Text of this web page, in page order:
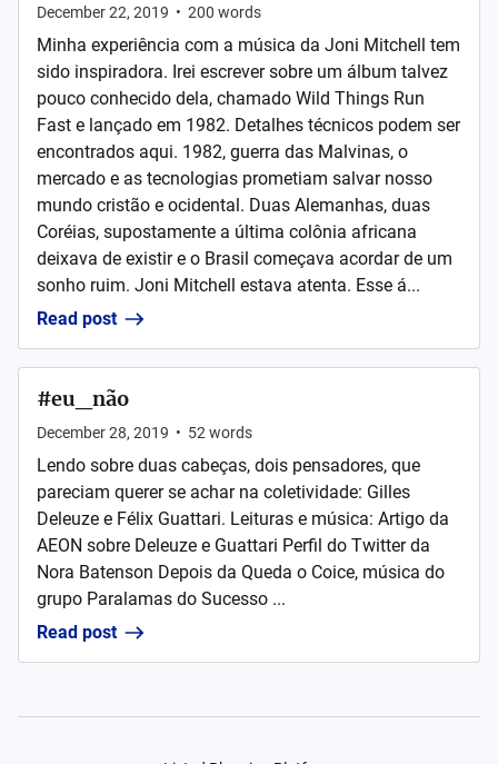
December 22, 2019 • 200 words
Minha experiência com a música da Joni Mitchell tem
sido inspiradora. Irei escrever sobre um álbum talvez
pouco conhecido dela, chamado Wild Things Run
Fast e lançado em 1982. Detalhes técnicos podem ser
encontrados aqui. 1982, guerra das Malvinas, o
mercado e as tecnologias prometiam salvar nosso
mundo cristão e ocidental. Duas Alemanhas, duas
Coréias, supostamente a última colônia africana
deixava de existir e o Brasil começava acordar de um
sonho ruim. Joni Mitchell estava atenta. Esse á...
Read post
#eu_não
December 28, 2019 • 52 words
Lendo sobre duas cabeças, dois pensadores, que
pareciam querer se achar na coletividade: Gilles
Deleuze e Félix Guattari. Leituras e música: Artigo da
AEON sobre Deleuze e Guattari Perfil do Twitter da
Nora Batenson Depois da Queda o Coice, música do
grupo Paralamas do Sucesso ...
Read post